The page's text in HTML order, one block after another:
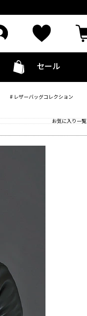
セール
# レザーバッグコレクション
お気に入り一覧